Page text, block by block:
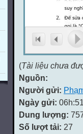
(Tài liệu chưa
Nguồn:
Người gửi:
Ngày gửi:
Dung lượng:
Số lượt tải: 27